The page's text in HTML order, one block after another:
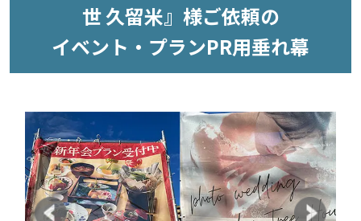
世 久留米』様ご依頼の
イベント・プランPR用垂れ幕